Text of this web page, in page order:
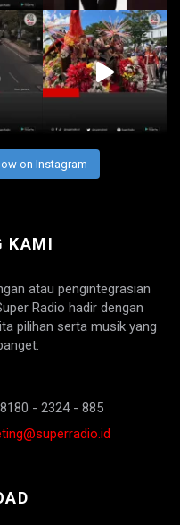
on Instagram
KAMI
atau pengintegrasian
Radio hadir dengan
pilihan serta musik yang
- 2324 - 885